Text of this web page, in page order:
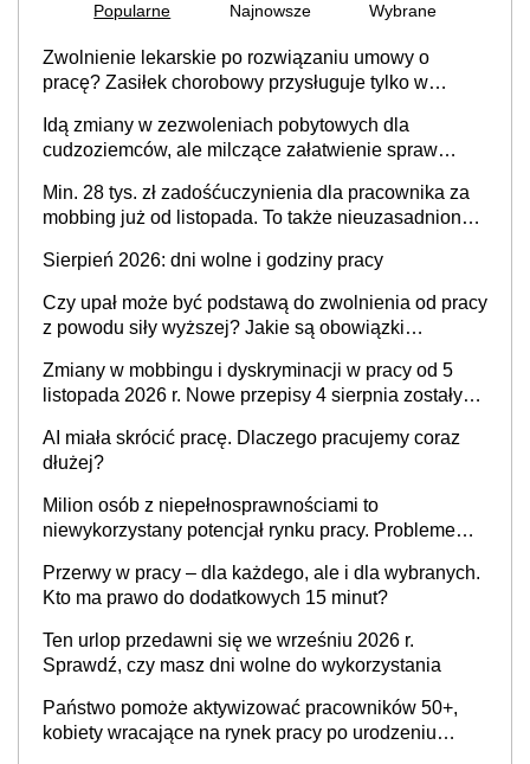
Popularne Najnowsze Wybrane
Zwolnienie lekarskie po rozwiązaniu umowy o
pracę? Zasiłek chorobowy przysługuje tylko w
stosunku pracy
Idą zmiany w zezwoleniach pobytowych dla
cudzoziemców, ale milczące załatwienie spraw
Min. 28 tys. zł zadośćuczynienia dla pracownika za
mobbing już od listopada. To także nieuzasadniona
Sierpień 2026: dni wolne i godziny pracy
Czy upał może być podstawą do zwolnienia od pracy
z powodu siły wyższej? Jakie są obowiązki
Zmiany w mobbingu i dyskryminacji w pracy od 5
listopada 2026 r. Nowe przepisy 4 sierpnia zostały
AI miała skrócić pracę. Dlaczego pracujemy coraz
dłużej?
Milion osób z niepełnosprawnościami to
niewykorzystany potencjał rynku pracy. Problemem
refundacji, ale bariery po stronie systemu i
świadomości pracodawców [WYWIAD]
Przerwy w pracy – dla każdego, ale i dla wybranych.
Kto ma prawo do dodatkowych 15 minut?
Ten urlop przedawni się we wrześniu 2026 r.
Sprawdź, czy masz dni wolne do wykorzystania
Państwo pomoże aktywizować pracowników 50+,
kobiety wracające na rynek pracy po urodzeniu